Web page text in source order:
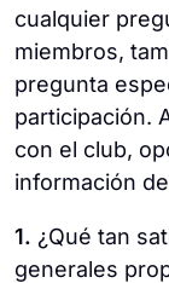
cualquier
miembros,
pregunta
participación.
con el club,
información
1. ¿Qué tan
generales